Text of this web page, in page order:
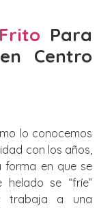
Para
en Centro
lo conocemos
con los años,
forma en que se
se “fríe”
trabaja a una